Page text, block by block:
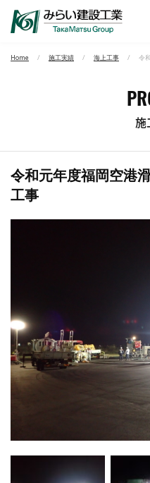
Home 施工実績 海上工事 令
施
令和元年度福岡空港
工事